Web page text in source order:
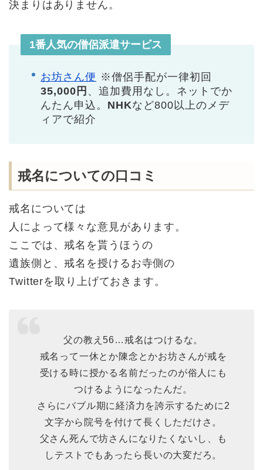
決まりはありません。
1番人気の僧侶派遣サービス
お坊さん便 ※僧侶手配が一律初回
35,000円 、追加費用なし。ネットでか
んたん申込。 NHKなど800以上のメデ
ィアで紹介
戒名についての口コミ
戒名については
人によって様々な意見があります。
ここでは、戒名を貰うほうの
遺族側と、戒名を授けるお寺側の
Twitterを取り上げておきます。
父の教え56…戒名はつけるな。
戒名って一休とか陳念とかお坊さんが戒を
受ける時に授かる名前だったのが俗人にも
つけるようになったんだ。
さらにバブル期に経済力を誇示するために2
文字から院号を付けて長くしただけさ。
父さん死んで坊さんになりたくないし、も
しテストでもあったら長いの大変だろ。